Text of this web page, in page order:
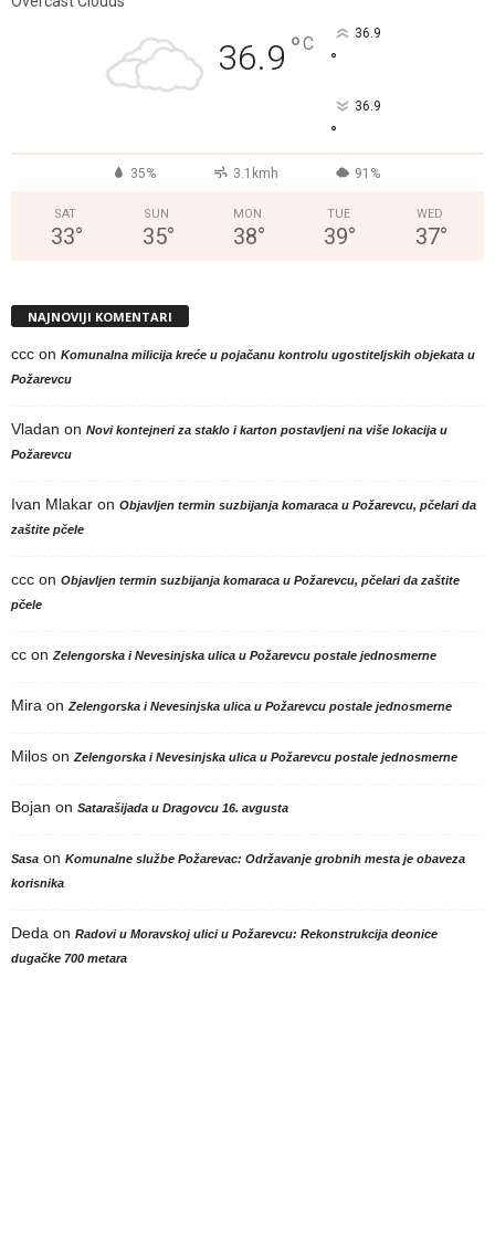
36.9 °C 36.9
°
36.9
°
35% 3.1kmh 91%
SAT
33°
SUN
35°
MON
38°
TUE
39°
WED
37°
NAJNOVIJI KOMENTARI
ccc on Komunalna milicija kreće u pojačanu kontrolu ugostiteljskih objekata u
Požarevcu
Vladan on Novi kontejneri za staklo i karton postavljeni na više lokacija u
Požarevcu
Ivan Mlakar on Objavljen termin suzbijanja komaraca u Požarevcu, pčelari da
zaštite pčele
ccc on Objavljen termin suzbijanja komaraca u Požarevcu, pčelari da zaštite
pčele
cc on Zelengorska i Nevesinjska ulica u Požarevcu postale jednosmerne
Mira on Zelengorska i Nevesinjska ulica u Požarevcu postale jednosmerne
Milos on Zelengorska i Nevesinjska ulica u Požarevcu postale jednosmerne
Bojan on Satarašijada u Dragovcu 16. avgusta
Sasa on Komunalne službe Požarevac: Održavanje grobnih mesta je obaveza
korisnika
Deda on Radovi u Moravskoj ulici u Požarevcu: Rekonstrukcija deonice
dugačke 700 metara